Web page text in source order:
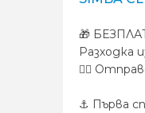
🎁
Разходка
🚶‍♂️
⚓ Първа